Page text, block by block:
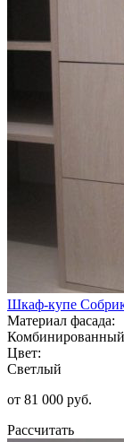
Шкаф-купе
Материал фасада:
Комбинированный
Цвет:
Светлый
от 81 000 руб.
Рассчитать